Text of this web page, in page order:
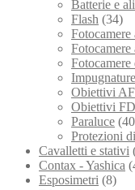
Batterie e
Flash (34)
Obiettivi
Obiettivi
Paraluce
Protezioni
Cavalletti e stativi
Contax - Yashica
Esposimetri (8)